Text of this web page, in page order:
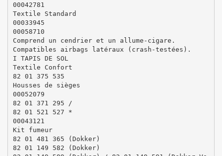
00042781
Textile Standard
00033945
00058710
Comprend un cendrier et un allume-cigare.
Compatibles airbags latéraux (crash-testées).
I TAPIS DE SOL
Textile Confort
82 01 375 535
Housses de sièges
00052079
82 01 371 295 /
82 01 521 527 *
00043121
Kit fumeur
82 01 481 365 (Dokker)
82 01 149 582 (Dokker)